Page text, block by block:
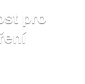
pro